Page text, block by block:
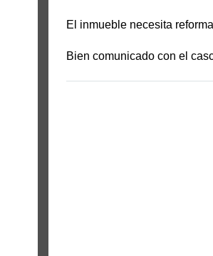
El inmueble necesita
Bien comunicado con el